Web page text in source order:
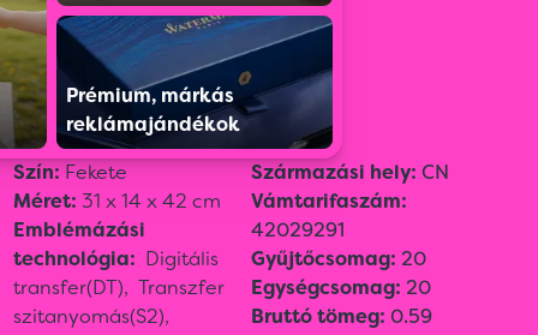
Prémium, márkás
reklámajándékok
Színválaszték:
Szín: Fekete
Méret: 31 x 14 x 42 cm
Emblémázási
technológia: Digitális
transfer(DT), Transzfer
szitanyomás(S2),
Származási hely: CN
Vámtarifaszám:
42029291
Gyűjtőcsomag: 20
Egységcsomag: 20
Bruttó tömeg: 0.59